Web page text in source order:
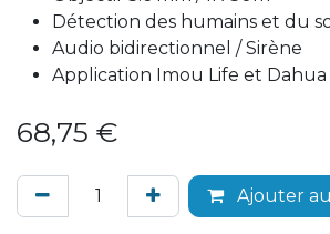
Détection des humains et du
Audio bidirectionnel / Sirène
Application Imou Life et Dahua
68,75 €
Ajouter